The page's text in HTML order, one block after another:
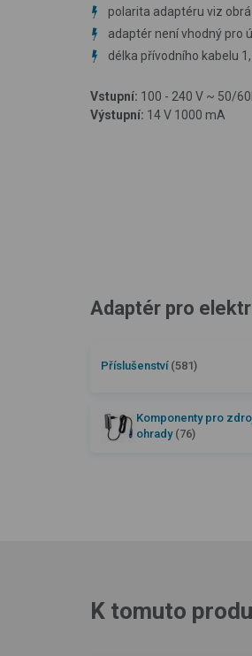
polarita adaptéru viz
adaptér není vhodný pro
délka přívodního kabelu
Vstupní: 100 - 240 V ~ 50/
Výstupní: 14 V 1000 mA
Adaptér pro
Příslušenství (581)
Komponenty pro
ohrady (76)
K tomuto